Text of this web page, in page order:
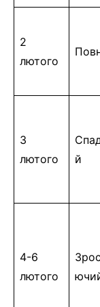
2
лютого
3
лютого
й
4-6
лютого